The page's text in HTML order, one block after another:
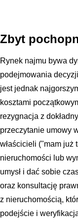
Zbyt
Rynek najmu bywa
podejmowania
jest jednak
kosztami
rezygnacja z
przeczytanie umowy
właścicieli ("mam już
nieruchomości lub
umysł i dać sobie
oraz konsultację
z nieruchomością,
podejście i